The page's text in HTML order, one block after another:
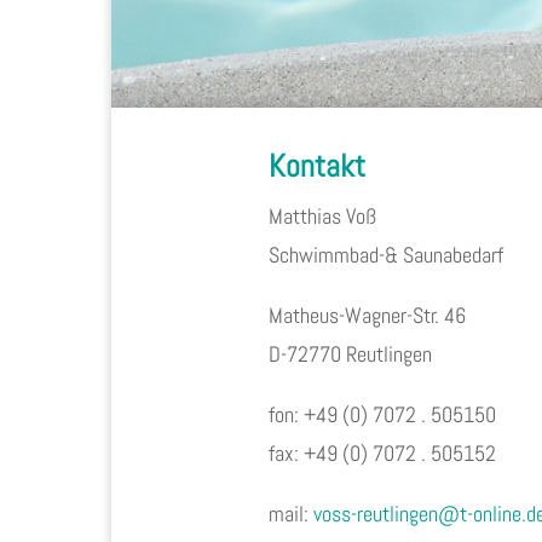
Kontakt
Matthias Voß
Schwimmbad-& Saunabedarf
Matheus-Wagner-Str. 46
D-72770 Reutlingen
fon: +49 (0) 7072 . 505150
fax: +49 (0) 7072 . 505152
mail: voss-reutlingen@t-